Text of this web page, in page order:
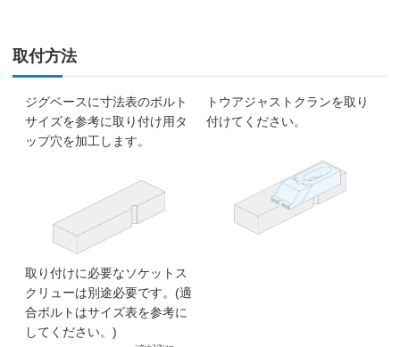
取付方法
ジグベースに寸法表のボルト
サイズを参考に取り付け用タ
ップ穴を加工します。
トウアジャストクランを取り
付けてください。
取り付けに必要なソケットス
クリューは別途必要です。(適
合ボルトはサイズ表を参考に
してください。)